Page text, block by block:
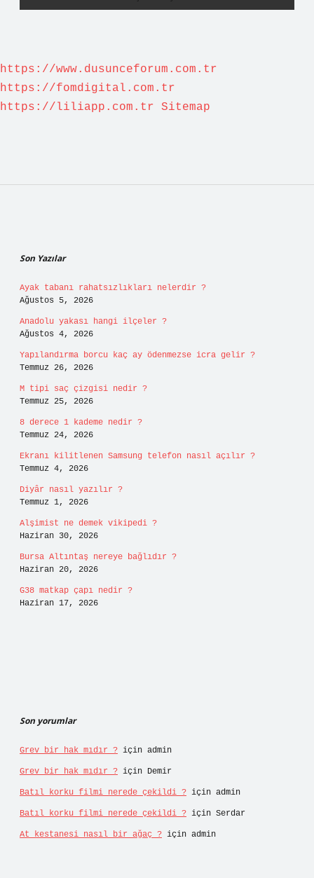
https://www.dusunceforum.com.tr
https://fomdigital.com.tr
https://liliapp.com.tr
Sitemap
Son Yazılar
Ayak tabanı rahatsızlıkları nelerdir ?
Ağustos 5, 2026
Anadolu yakası hangi ilçeler ?
Ağustos 4, 2026
Yapılandırma borcu kaç ay ödenmezse icra gelir ?
Temmuz 26, 2026
M tipi saç çizgisi nedir ?
Temmuz 25, 2026
8 derece 1 kademe nedir ?
Temmuz 24, 2026
Ekranı kilitlenen Samsung telefon nasıl açılır ?
Temmuz 4, 2026
Diyâr nasıl yazılır ?
Temmuz 1, 2026
Alşimist ne demek vikipedi ?
Haziran 30, 2026
Bursa Altıntaş nereye bağlıdır ?
Haziran 20, 2026
G38 matkap çapı nedir ?
Haziran 17, 2026
Son yorumlar
Grev bir hak mıdır ? için admin
Grev bir hak mıdır ? için Demir
Batıl korku filmi nerede çekildi ? için admin
Batıl korku filmi nerede çekildi ? için Serdar
At kestanesi nasıl bir ağaç ? için admin